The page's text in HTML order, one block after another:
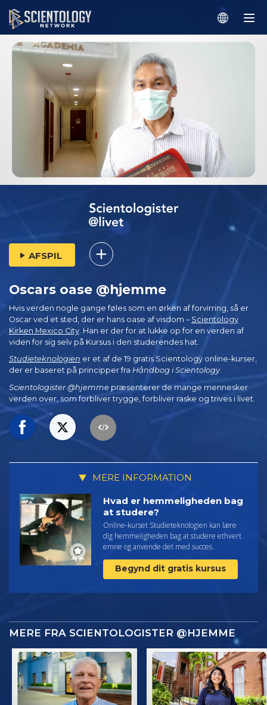
AFSPIL
Oscars oase @hjemme
Hvis verden nogle gange føles som en ørken af forvirring, så er
Oscar ved et sted, der er hans oase af visdom – Scientology
Kirken Mexico City . Han er der for at lukke op for en verden af
viden for sig selv på Kursus i den studerendes hat.
Studieteknologien er et af de 19 gratis Scientology online-kurser,
der er baseret på principper fra Håndbog i Scientology.
Scientologister @hjemme præsenterer de mange mennesker
verden over, som forbliver trygge, forbliver raske og trives i livet.
MERE INFORMATION
Hvad er hemmeligheden bag
at studere?
Online-kurset Studieteknologien kan lære
dig hemmeligheden bag at studere ethvert
emne og anvende det med succes.
Begynd dit gratis kursus
MERE FRA SCIENTOLOGISTER @HJEMME